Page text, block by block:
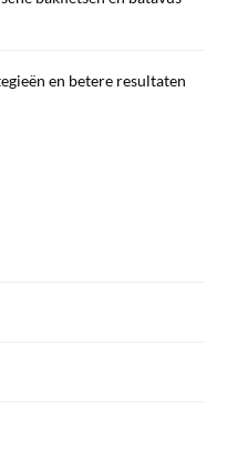
en betere resultaten